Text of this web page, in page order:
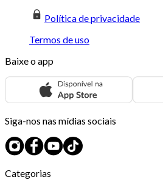
Política de privacidade
Termos de uso
Baixe o app
Siga-nos nas mídias sociais
Categorias